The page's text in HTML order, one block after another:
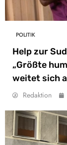
POLITIK
Help zur
„Größte
weitet sich
Redaktion